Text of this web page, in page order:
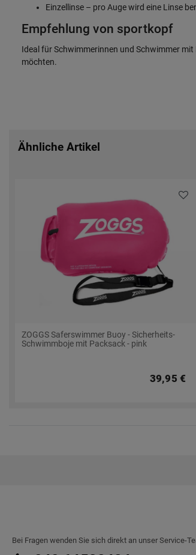
Einzellinse – pro Auge wird eine Linse
Empfehlung von sportkopf
Ideal für Schwimmerinnen und Schwimmer
möchten.
Ähnliche Artikel
ZOGGS Saferswimmer Buoy - Sicherheits-
Schwimmboje mit Packsack - pink
39,95 €
Bei Fragen wenden Sie sich direkt an unser Service-